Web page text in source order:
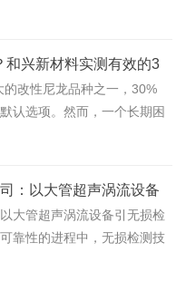
和兴新材料实测有效的3
改性尼龙品种之一，30%
认选项。然而，一个长期困
：以大管超声涡流设备
大管超声涡流设备引无损检
靠性的进程中，无损检测技